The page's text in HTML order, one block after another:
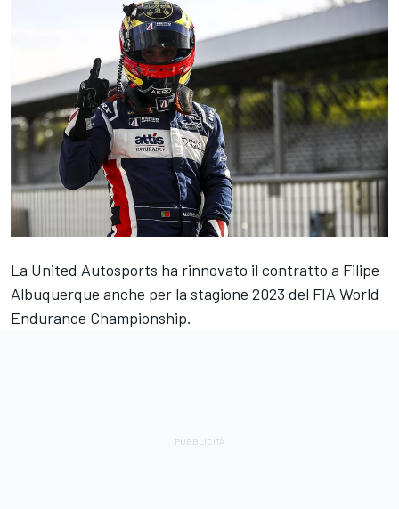
La United Autosports ha rinnovato il contratto a Filipe
Albuquerque anche per la stagione 2023 del FIA World
Endurance Championship.